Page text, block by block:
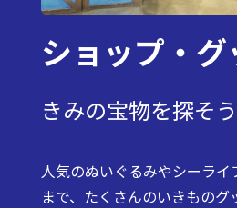
ショップ・グ
きみの宝物を探そう
人気のぬいぐるみやシーライ
まで、たくさんのいきものグ